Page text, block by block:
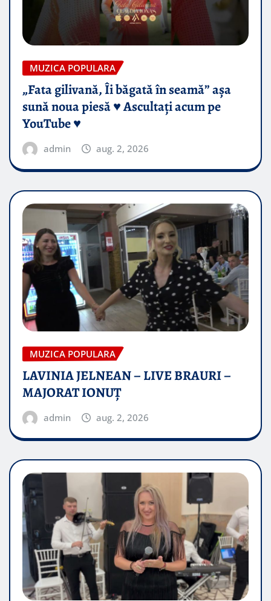
MUZICA POPULARA
„Fata gilivană, Îi băgată în seamă” așa
sună noua piesă ♥️ Ascultați acum pe
YouTube ♥️
admin aug. 2, 2026
MUZICA POPULARA
LAVINIA JELNEAN – LIVE BRAURI –
MAJORAT IONUŢ
admin aug. 2, 2026